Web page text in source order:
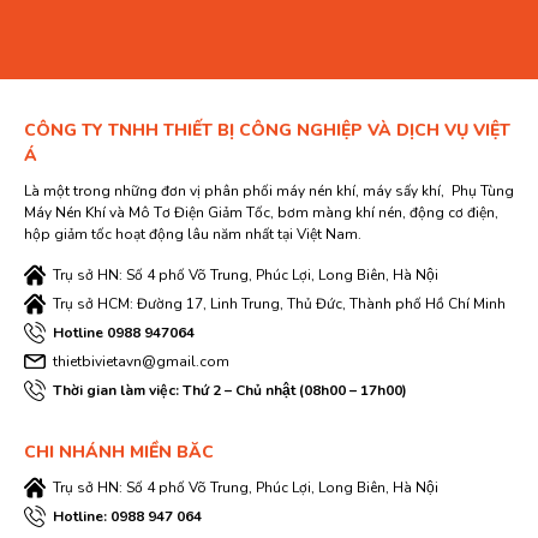
Xem thêm: lọc dầu máy nén khí Atlas Copco
Đặc điểm của máy lọc dầu khí Atlas Copco:
Chất liệu: lọc dầu được làm bằng sợi thủy tinh tinh, mịn.
Hiệu suất lọc: 99,8%.
Tuổi thọ: Từ 3000 – 4000 giờ.
Áp lực làm việc: Thường nhỏ hơn hoặc bằng 1,4bar.
CÔNG TY TNHH THIẾT BỊ CÔNG NGHIỆP VÀ DỊCH VỤ VIỆT
Á
Là một trong những đơn vị phân phối máy nén khí, máy sấy khí, Phụ Tùng
Máy Nén Khí và Mô Tơ Điện Giảm Tốc, bơm màng khí nén, động cơ điện,
hộp giảm tốc hoạt động lâu năm nhất tại Việt Nam.
Trụ sở HN: Số 4 phố Võ Trung, Phúc Lợi, Long Biên, Hà Nội
Trụ sở HCM: Đường 17, Linh Trung, Thủ Đức, Thành phố Hồ Chí Minh
Hotline 0988 947064
thietbivietavn@gmail.com
Thời gian làm việc: Thứ 2 – Chủ nhật (08h00 – 17h00)
CHI NHÁNH MIỀN BĂC
Trụ sở HN: Số 4 phố Võ Trung, Phúc Lợi, Long Biên, Hà Nội
Hotline: 0988 947 064